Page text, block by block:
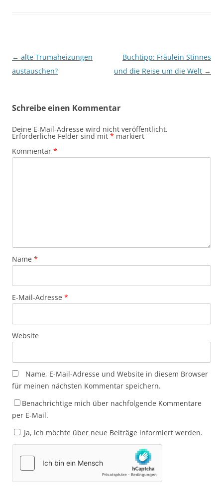
Beitragsnavigation
← alte Trumaheizungen
austauschen?
Buchtipp: Fräulein Stinnes
und die Reise um die Welt →
Schreibe einen Kommentar
Deine E-Mail-Adresse wird nicht veröffentlicht.
Erforderliche Felder sind mit * markiert
Kommentar *
Name *
E-Mail-Adresse *
Website
Name, E-Mail-Adresse und Website in diesem Browser
für meinen nächsten Kommentar speichern.
Benachrichtige mich über nachfolgende Kommentare
per E-Mail.
Ja, ich möchte über neue Beiträge informiert werden.